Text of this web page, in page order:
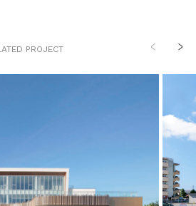
PROJECT